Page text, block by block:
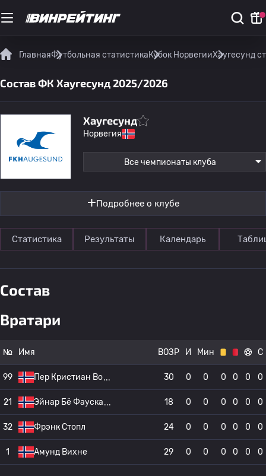
ГлавнаяФутбольная статистикаКубок НорвегииХаугесунд
Состав ФК Хаугесунд 2025/2026
Хаугесунд
Норвегия
Все чемпионаты клуба
Подробнее о клубе
Статистика Результаты Календарь
Состав
Вратари
№ Имя ВОЗР И Мин С
99 Пер Кристиан Во 30 0 0 0 0 0 0
21 Эйнар Бё Фауска 18 0 0 0 0 0 0
32 Фрэнк Стопл 24 0 0 0 0 0 0
1 Амунд Вихне 29 0 0 0 0 0 0